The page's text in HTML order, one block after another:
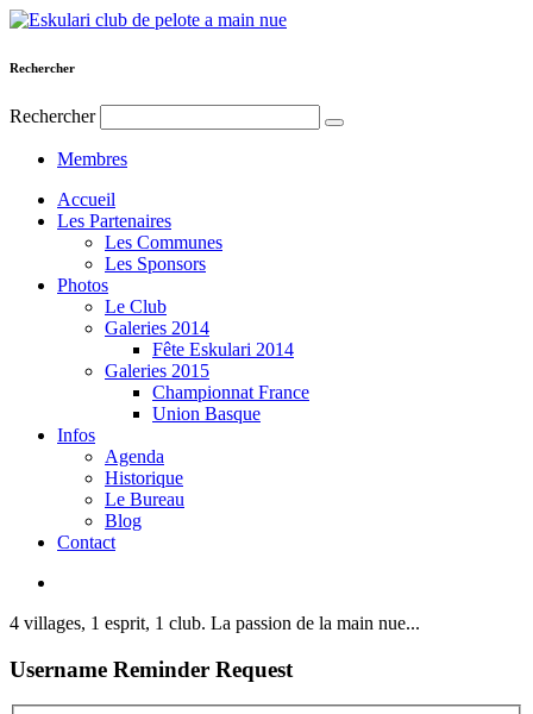
Rechercher
Rechercher
Membres
Accueil
Les Partenaires
Les Communes
Les Sponsors
Photos
Le Club
Galeries 2014
Fête Eskulari 2014
Galeries 2015
Championnat France
Union Basque
Infos
Agenda
Historique
Le Bureau
Blog
Contact
4 villages, 1 esprit, 1 club. La passion de la main nue...
Username Reminder Request